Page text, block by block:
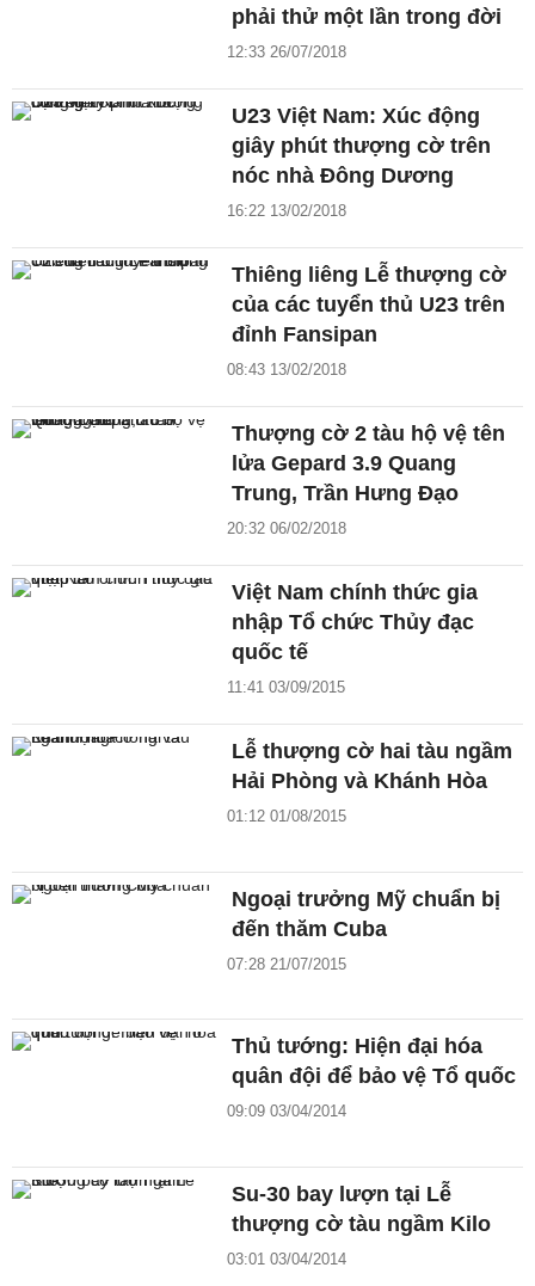
phải thử một lần trong đời
12:33 26/07/2018
U23 Việt Nam: Xúc động
giây phút thượng cờ trên
nóc nhà Đông Dương
16:22 13/02/2018
Thiêng liêng Lễ thượng cờ
của các tuyển thủ U23 trên
đỉnh Fansipan
08:43 13/02/2018
Thượng cờ 2 tàu hộ vệ tên
lửa Gepard 3.9 Quang
Trung, Trần Hưng Đạo
20:32 06/02/2018
Việt Nam chính thức gia
nhập Tổ chức Thủy đạc
quốc tế
11:41 03/09/2015
Lễ thượng cờ hai tàu ngầm
Hải Phòng và Khánh Hòa
01:12 01/08/2015
Ngoại trưởng Mỹ chuẩn bị
đến thăm Cuba
07:28 21/07/2015
Thủ tướng: Hiện đại hóa
quân đội để bảo vệ Tổ quốc
09:09 03/04/2014
Su-30 bay lượn tại Lễ
thượng cờ tàu ngầm Kilo
03:01 03/04/2014